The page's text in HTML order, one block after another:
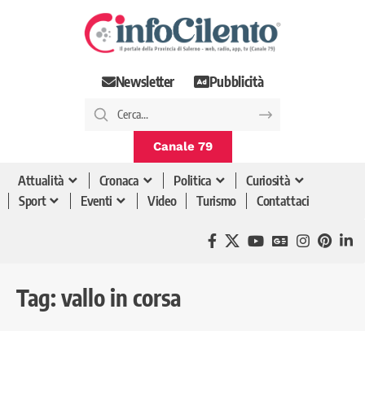
Newsletter Pubblicità
Canale 79
Attualità Cronaca Politica
Curiosità
Sport
Eventi Video Turismo Contattaci
Tag: vallo in corsa